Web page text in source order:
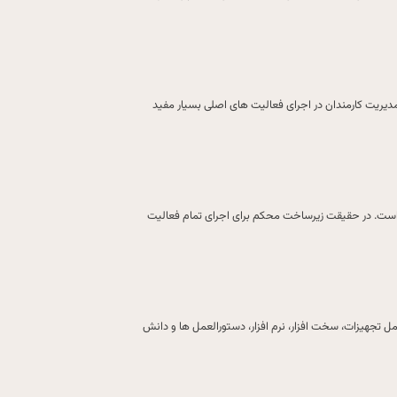
کارمندان در اجرای فعالیت های اصلی بسیار مفید
در حقیقت زیرساخت محکم برای اجرای تمام فعالیت
سخت افزار، نرم افزار، دستورالعمل ها و دانش